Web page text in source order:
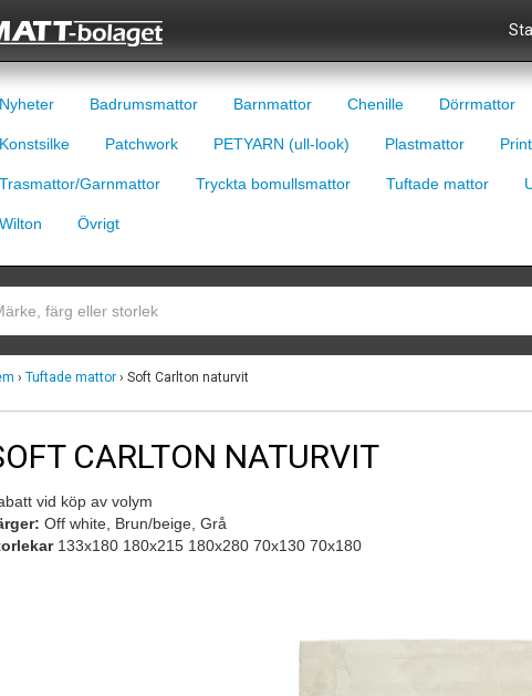
Nyheter Badrumsmattor Barnmattor Chenille Dörrmattor
Konstsilke Patchwork PETYARN (ull-look) Plastmattor
Trasmattor/Garnmattor Tryckta bomullsmattor Tuftade mattor
Wilton Övrigt
› Tuftade mattor › Soft Carlton naturvit
CARLTON NATURVIT
vid köp av volym
Off white, Brun/beige, Grå
133x180 180x215 180x280 70x130 70x180